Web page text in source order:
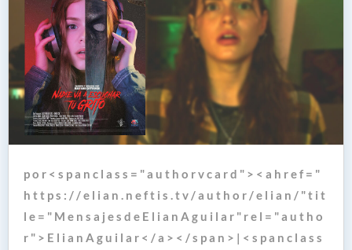
p o r < s p a n c l a s s = " a u t h o r v c a r d " > < a h r e f = "
h t t p s : / / e l i a n . n e f t i s . t v / a u t h o r / e l i a n / " t i t
l e = " M e n s a j e s d e E l i a n A g u i l a r " r e l = " a u t h o
r " > E l i a n A g u i l a r < / a > < / s p a n > | < s p a n c l a s s